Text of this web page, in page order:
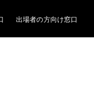
出場者の方向け窓口